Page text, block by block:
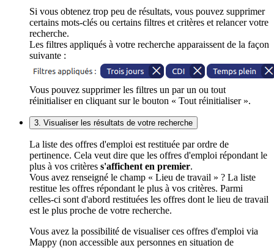
Si vous obtenez trop peu de résultats, vous pouvez supprimer
certains mots-clés ou certains filtres et critères et relancer votre
recherche.
Les filtres appliqués à votre recherche apparaissent de la façon
suivante :
Vous pouvez supprimer les filtres un par un ou tout
réinitialiser en cliquant sur le bouton « Tout réinitialiser ».
3. Visualiser les résultats de votre recherche
La liste des offres d'emploi est restituée par ordre de
pertinence. Cela veut dire que les offres d'emploi répondant le
plus à vos critères s'affichent en premier.
Vous avez renseigné le champ « Lieu de travail » ? La liste
restitue les offres répondant le plus à vos critères. Parmi
celles-ci sont d'abord restituées les offres dont le lieu de travail
est le plus proche de votre recherche.
Vous avez la possibilité de visualiser ces offres d'emploi via
Mappy (non accessible aux personnes en situation de